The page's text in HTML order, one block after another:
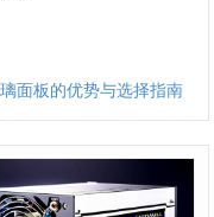
面板的优势与选择指南